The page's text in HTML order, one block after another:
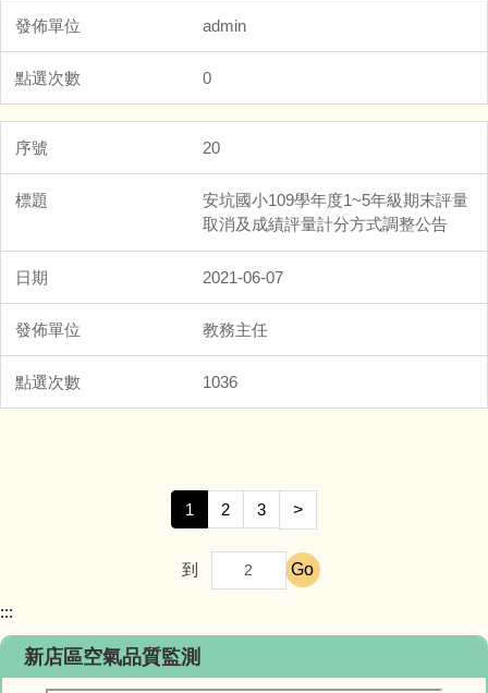
admin
0
20
安坑國小109學年度1~5年級期末評量
取消及成績評量計分方式調整公告
2021-06-07
教務主任
1036
1 2 3 >
到 Go
:::
新店區空氣品質監測